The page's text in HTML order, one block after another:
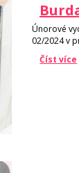
Únorové
02/2024 v
Číst více